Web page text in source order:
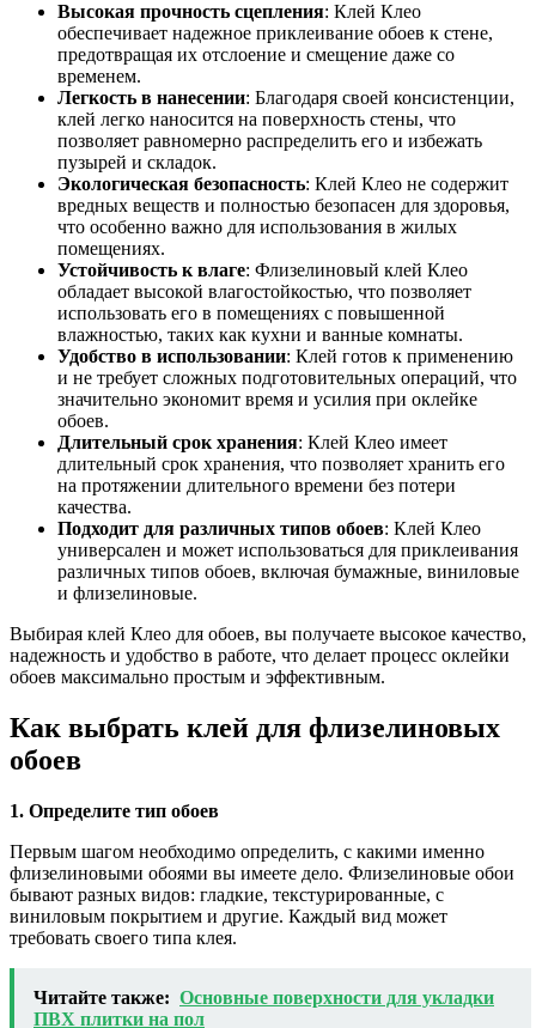
Высокая прочность сцепления: Клей Клео
обеспечивает надежное приклеивание обоев к стене,
предотвращая их отслоение и смещение даже со
временем.
Легкость в нанесении: Благодаря своей консистенции,
клей легко наносится на поверхность стены, что
позволяет равномерно распределить его и избежать
пузырей и складок.
Экологическая безопасность: Клей Клео не содержит
вредных веществ и полностью безопасен для здоровья,
что особенно важно для использования в жилых
помещениях.
Устойчивость к влаге: Флизелиновый клей Клео
обладает высокой влагостойкостью, что позволяет
использовать его в помещениях с повышенной
влажностью, таких как кухни и ванные комнаты.
Удобство в использовании: Клей готов к применению
и не требует сложных подготовительных операций, что
значительно экономит время и усилия при оклейке
обоев.
Длительный срок хранения: Клей Клео имеет
длительный срок хранения, что позволяет хранить его
на протяжении длительного времени без потери
качества.
Подходит для различных типов обоев: Клей Клео
универсален и может использоваться для приклеивания
различных типов обоев, включая бумажные, виниловые
и флизелиновые.
Выбирая клей Клео для обоев, вы получаете высокое качество,
надежность и удобство в работе, что делает процесс оклейки
обоев максимально простым и эффективным.
Как выбрать клей для флизелиновых
обоев
1. Определите тип обоев
Первым шагом необходимо определить, с какими именно
флизелиновыми обоями вы имеете дело. Флизелиновые обои
бывают разных видов: гладкие, текстурированные, с
виниловым покрытием и другие. Каждый вид может
требовать своего типа клея.
Читайте также: Основные поверхности для укладки
ПВХ плитки на пол